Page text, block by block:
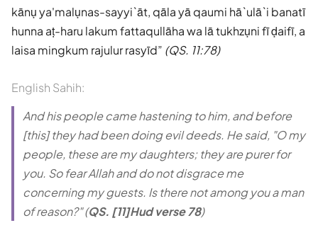
kānụ ya'malụnas-sayyi`āt, qāla yā qaumi hā`ulā`i banatī
hunna aṭ-haru lakum fattaqullāha wa lā tukhzụni fī ḍaifī, a
laisa mingkum rajulur rasyīd (QS. 11:78)
English Sahih:
And his people came hastening to him, and before
[this] they had been doing evil deeds. He said, "O my
people, these are my daughters; they are purer for
you. So fear Allah and do not disgrace me
concerning my guests. Is there not among you a man
of reason?" (QS. [11]Hud verse 78)